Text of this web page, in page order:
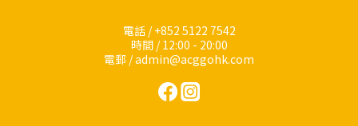
電話 / +852 5122 7542
時間 / 12:00 - 20:00
電郵 / admin@acggohk.com